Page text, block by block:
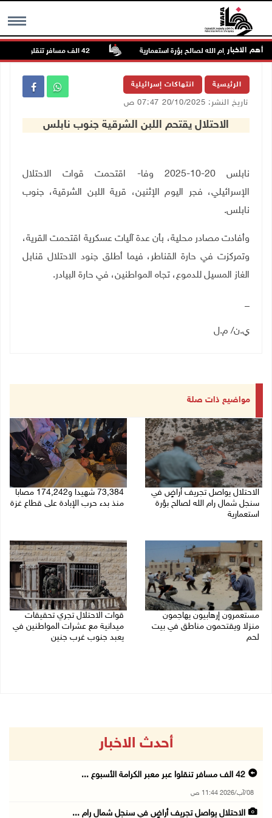
MENU أهم الاخبار
شمال رام الله لصالح بؤرة استعمارية 42 الف مسافر تنقلوا عبر معبر الكرامة الأسبوع الماضي
الرئيسية انتهاكات إسرائيلية
تاريخ النشر: 20/10/2025 07:47 ص
الاحتلال يقتحم اللبن الشرقية جنوب نابلس
نابلس 20-10-2025 وفا- اقتحمت قوات الاحتلال
الإسرائيلي، فجر اليوم الإثنين، قرية اللبن الشرقية، جنوب
نابلس.
وأفادت مصادر محلية، بأن عدة آليات عسكرية اقتحمت القرية،
وتمركزت في حارة القناطر، فيما أطلق جنود الاحتلال قنابل
الغاز المسيل للدموع، تجاه المواطنين، في حارة البيادر.
ي.ن/ م.ل
مواضيع ذات صلة
الاحتلال يواصل تجريف أراضٍ في
سنجل شمال رام الله لصالح بؤرة
استعمارية
73,384 شهيدا و174,242 مصابا
منذ بدء حرب الإبادة على قطاع غزة
مستعمرون إرهابيون يهاجمون
منزلا ويقتحمون مناطق في بيت
لحم
قوات الاحتلال تجري تحقيقات
ميدانية مع عشرات المواطنين في
يعبد جنوب غرب جنين
أحدث الاخبار
42 الف مسافر تنقلوا عبر معبر الكرامة الأسبوع ...
08/آب/2026 11:44 ص
الاحتلال يواصل تجريف أراضٍ في سنجل شمال رام ...